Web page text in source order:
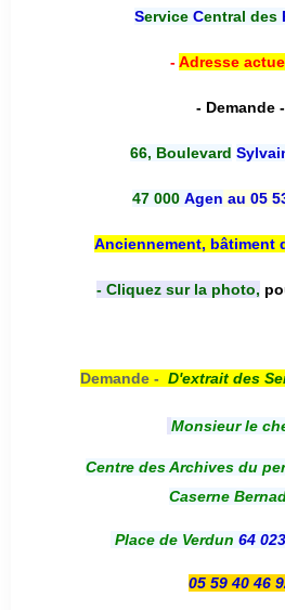
Service Central des
-Adresse
- Demande -
66, Boulevard
47 000 Agen au 05
Anciennement, bâtiment
- Cliquez sur la photo,
Demande - D'extrait des
Monsieur le
Centre des Archives du
Caserne
Place de Verdun 64
05 59 40 46